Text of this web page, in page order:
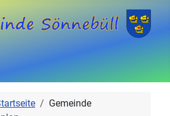
Gemeinde